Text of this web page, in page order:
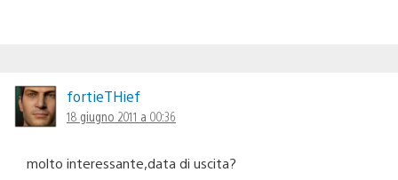
fortieTHief
18 giugno 2011 a 00:36
molto interessante,data di uscita?